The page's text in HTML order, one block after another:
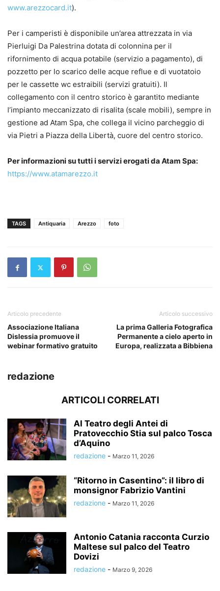
www.arezzocard.it).
Per i camperisti è disponibile un’area attrezzata in via
Pierluigi Da Palestrina dotata di colonnina per il
rifornimento di acqua potabile (servizio a pagamento), di
pozzetto per lo scarico delle acque reflue e di vuotatoio
per le cassette wc estraibili (servizi gratuiti). Il
collegamento con il centro storico è garantito mediante
l’impianto meccanizzato di risalita (scale mobili), sempre in
gestione ad Atam Spa, che collega il vicino parcheggio di
via Pietri a Piazza della Libertà, cuore del centro storico.
Per informazioni su tutti i servizi erogati da Atam Spa:
https://www.atamarezzo.it
TAGS Antiquaria Arezzo foto
Articolo precedente
Associazione Italiana
Dislessia promuove il
webinar formativo gratuito
Articolo successivo
La prima Galleria Fotografica
Permanente a cielo aperto in
Europa, realizzata a Bibbiena
redazione
ARTICOLI CORRELATI
Al Teatro degli Antei di
Pratovecchio Stia sul palco Tosca
d’Aquino
redazione - Marzo 11, 2026
“Ritorno in Casentino”: il libro di
monsignor Fabrizio Vantini
redazione - Marzo 11, 2026
Antonio Catania racconta Curzio
Maltese sul palco del Teatro
Dovizi
redazione - Marzo 9, 2026